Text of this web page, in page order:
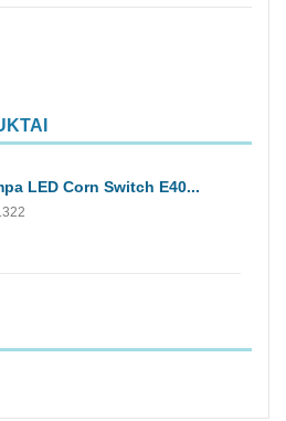
LED Corn Switch E40...